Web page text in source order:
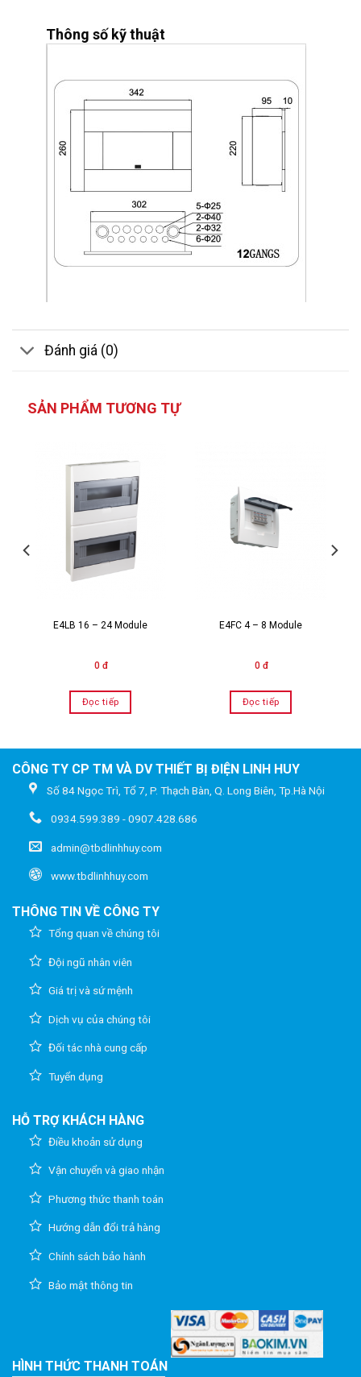
Thông số kỹ thuật
Đánh giá (0)
SẢN PHẨM TƯƠNG TỰ
E4LB 16 – 24 Module
0 đ
Đọc tiếp
E4FC 4 – 8 Module
0 đ
Đọc tiếp
CÔNG TY CP TM VÀ DV THIẾT BỊ ĐIỆN LINH HUY
Số 84 Ngọc Trì, Tổ 7, P. Thạch Bàn, Q. Long Biên, Tp.Hà Nội
0934.599.389 - 0907.428.686
admin@tbdlinhhuy.com
www.tbdlinhhuy.com
THÔNG TIN VỀ CÔNG TY
Tổng quan về chúng tôi
Đội ngũ nhân viên
Giá trị và sứ mệnh
Dịch vụ của chúng tôi
Đối tác nhà cung cấp
Tuyển dụng
HỖ TRỢ KHÁCH HÀNG
Điều khoản sử dụng
Vận chuyển và giao nhận
Phương thức thanh toán
Hướng dẫn đổi trả hàng
Chính sách bảo hành
Bảo mật thông tin
HÌNH THỨC THANH TOÁN